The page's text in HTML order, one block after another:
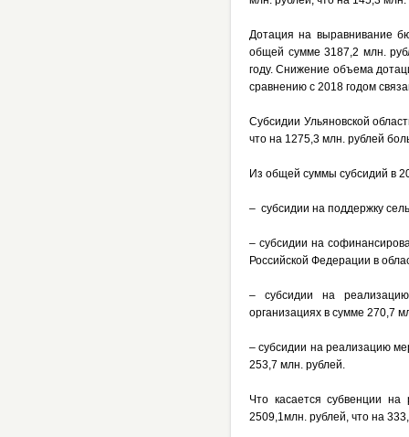
Дотация на выравнивание
общей сумме 3187,2 млн.
году. Снижение объема
сравнению с 2018 годом
Субсидии Ульяновской
что на 1275,3 млн. рублей
Из общей суммы субсидий в
– субсидии на поддержку
– субсидии на
Российской Федерации в
– субсидии на
организациях в сумме 270,7
– субсидии на реализацию
253,7 млн. рублей.
Что касается субвенции
2509,1млн. рублей, что на